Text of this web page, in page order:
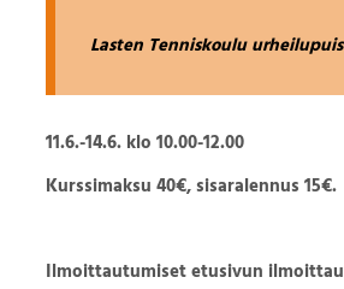
Lasten Tenniskoulu
11.6.-14.6. klo 10.00-12.00
Kurssimaksu 40€, sisaralennus 15€.
Ilmoittautumiset etusivun